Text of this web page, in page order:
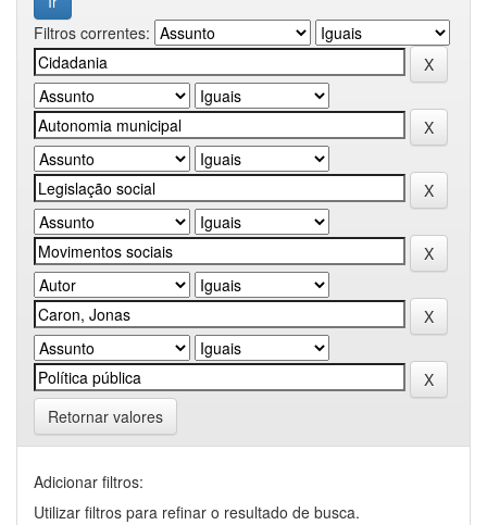
Filtros correntes:
Retornar valores
Adicionar filtros:
Utilizar filtros para refinar o resultado de busca.